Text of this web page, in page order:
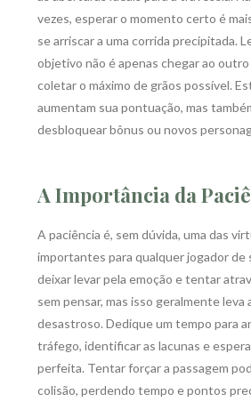
vezes, esperar o momento certo é
se arriscar a uma corrida precipitada.
objetivo não é apenas chegar ao outro
coletar o máximo de grãos possível.
aumentam sua pontuação, mas
desbloquear bônus ou novos
A Importância da
A paciência é, sem dúvida, uma das
importantes para qualquer jogador de
deixar levar pela emoção e tentar
sem pensar, mas isso geralmente leva
desastroso. Dedique um tempo para
tráfego, identificar as lacunas e
perfeita. Tentar forçar a passagem
colisão, perdendo tempo e pontos